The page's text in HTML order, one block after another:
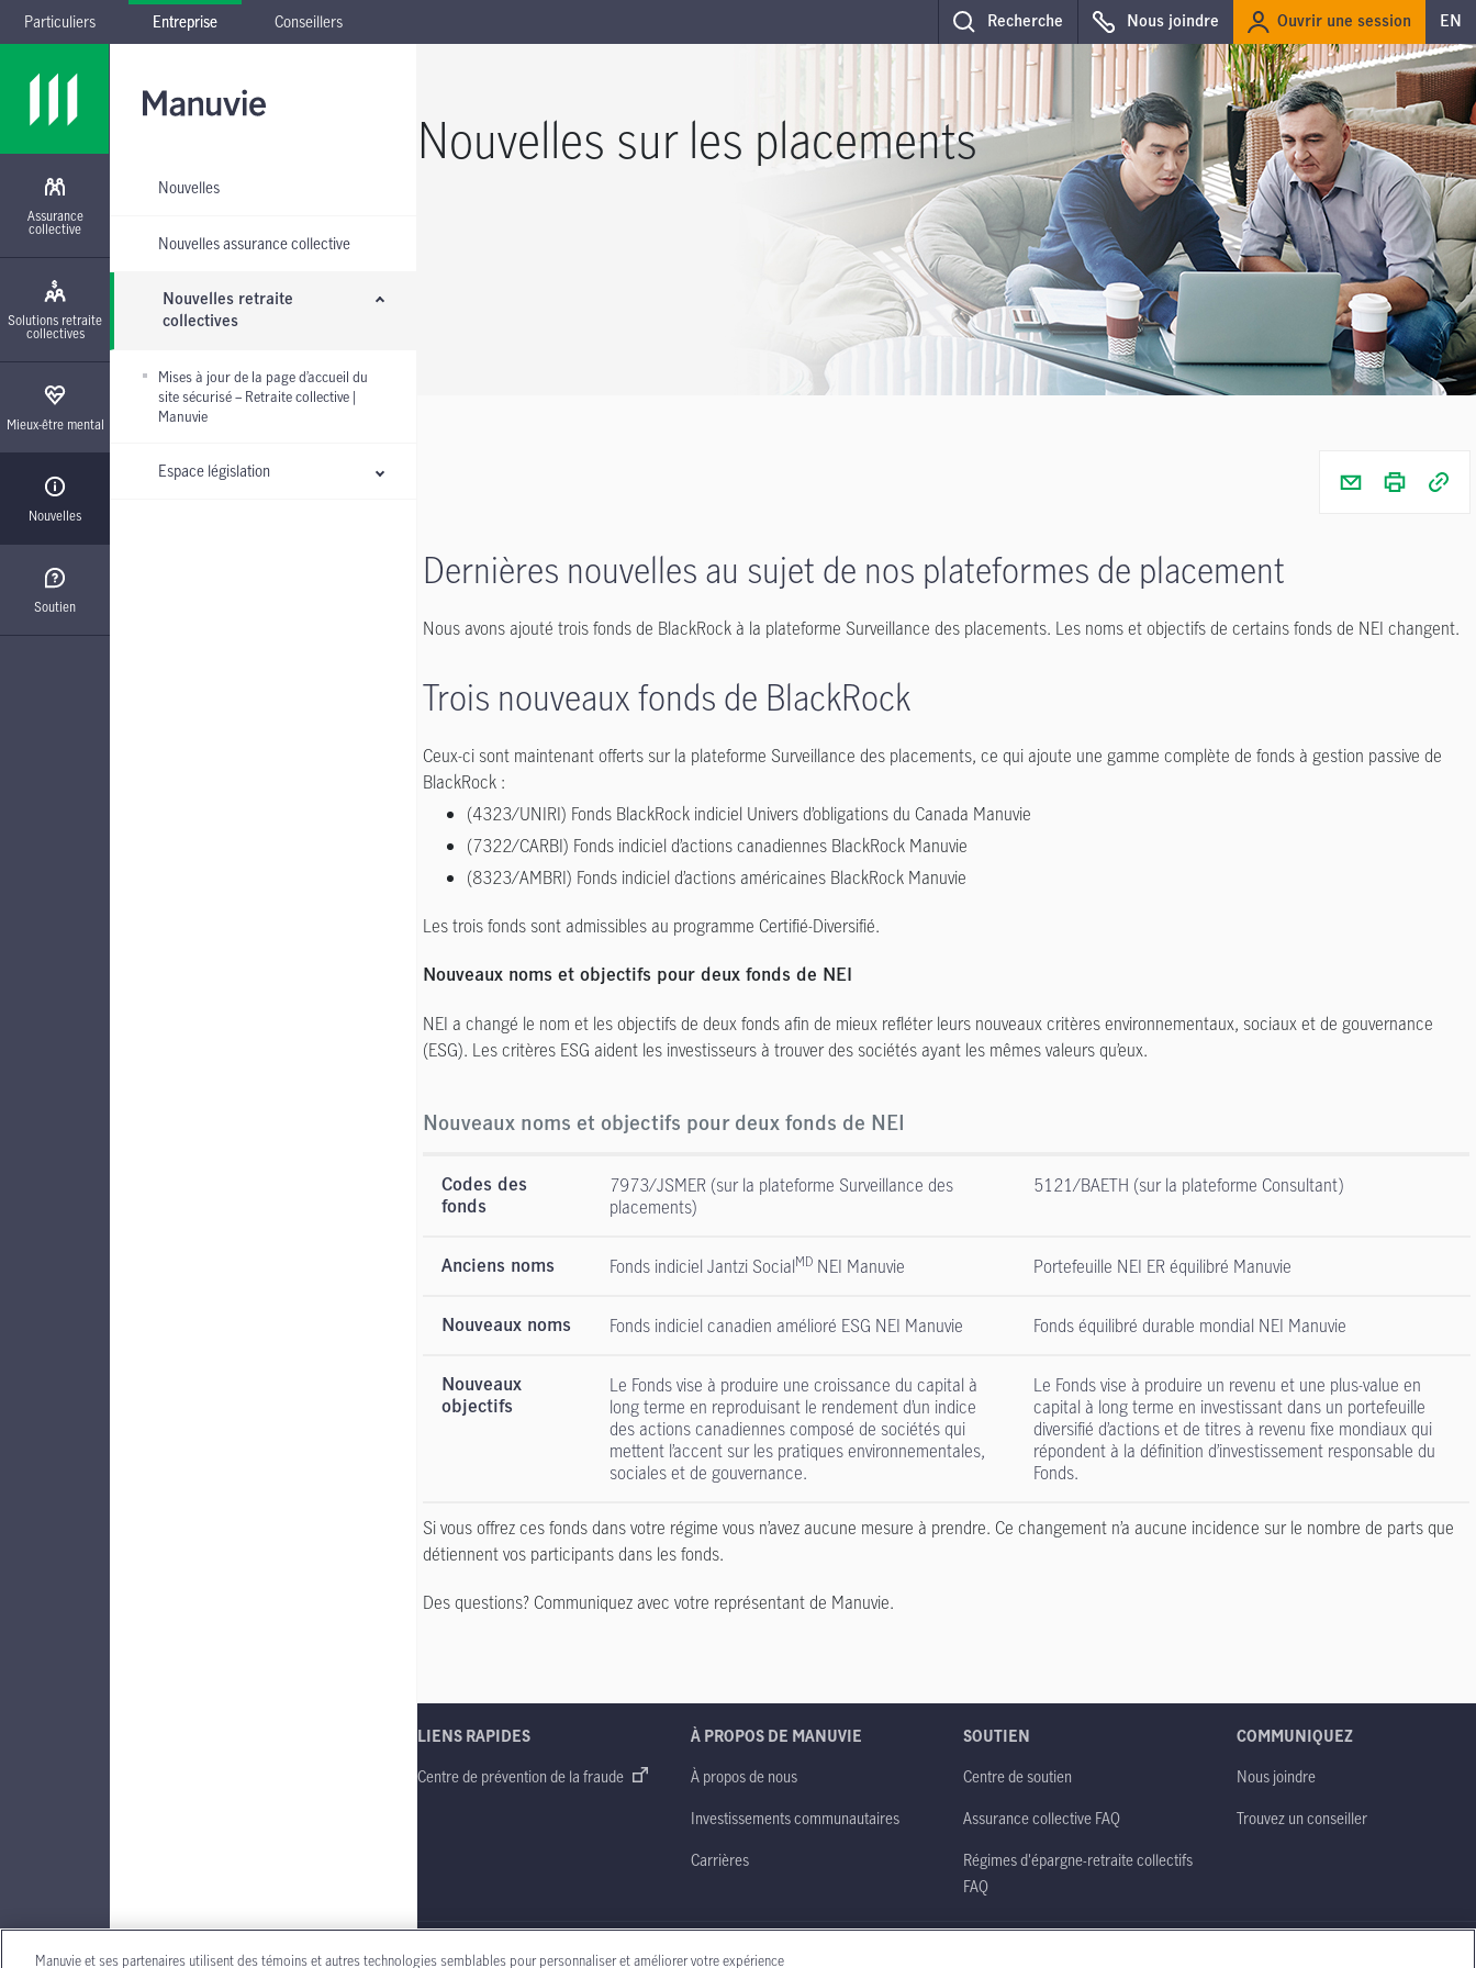
Passer à la navigation principale
Passer au contenu principal
Passer au pied de page
Particuliers Entreprise Conseillers Recherche Nous joindre Ouvrir une session EN
Assurance
collective
Solutions retraite
collectives
Mieux-être mental
Nouvelles
Nouvelles
Nouvelles assurance collective
Nouvelles retraite
collectives
Mises à jour de la page d’accueil du
site sécurisé – Retraite collective |
Manuvie
Espace législation
Soutien
Nouvelles sur les placements
Dernières nouvelles au sujet de nos plateformes de placement
Nous avons ajouté trois fonds de BlackRock à la plateforme Surveillance des placements. Les noms et objectifs de certains fonds de NEI changent.
Trois nouveaux fonds de BlackRock
Ceux-ci sont maintenant offerts sur la plateforme Surveillance des placements, ce qui ajoute une gamme complète de fonds à gestion passive de
BlackRock :
(4323/UNIRI) Fonds BlackRock indiciel Univers d’obligations du Canada Manuvie
(7322/CARBI) Fonds indiciel d’actions canadiennes BlackRock Manuvie
(8323/AMBRI) Fonds indiciel d’actions américaines BlackRock Manuvie
Les trois fonds sont admissibles au programme Certifié-Diversifié.
Nouveaux noms et objectifs pour deux fonds de NEI
NEI a changé le nom et les objectifs de deux fonds afin de mieux refléter leurs nouveaux critères environnementaux, sociaux et de gouvernance
(ESG). Les critères ESG aident les investisseurs à trouver des sociétés ayant les mêmes valeurs qu’eux.
Nouveaux noms et objectifs pour deux fonds de NEI
Codes des
fonds
7973/JSMER (sur la plateforme Surveillance des
placements)
5121/BAETH (sur la plateforme Consultant)
Anciens noms Fonds indiciel Jantzi SocialMD NEI Manuvie Portefeuille NEI ER équilibré Manuvie
Nouveaux noms Fonds indiciel canadien amélioré ESG NEI Manuvie Fonds équilibré durable mondial NEI Manuvie
Nouveaux
objectifs
Le Fonds vise à produire une croissance du capital à
long terme en reproduisant le rendement d’un indice
des actions canadiennes composé de sociétés qui
mettent l’accent sur les pratiques environnementales,
sociales et de gouvernance.
Le Fonds vise à produire un revenu et une plus-value en
capital à long terme en investissant dans un portefeuille
diversifié d’actions et de titres à revenu fixe mondiaux qui
répondent à la définition d’investissement responsable du
Fonds.
Si vous offrez ces fonds dans votre régime vous n’avez aucune mesure à prendre. Ce changement n’a aucune incidence sur le nombre de parts que
détiennent vos participants dans les fonds.
Des questions? Communiquez avec votre représentant de Manuvie.
LIENS RAPIDES
Centre de prévention de la fraude
À PROPOS DE MANUVIE
À propos de nous
Investissements communautaires
Carrières
SOUTIEN
Centre de soutien
Assurance collective FAQ
Régimes d'épargne-retraite collectifs
FAQ
COMMUNIQUEZ
Nous joindre
Trouvez un conseiller
Site web international de Manuvie Notice juridique
Manuvie et ses partenaires utilisent des témoins et autres technologies semblables pour personnaliser et améliorer votre expérience